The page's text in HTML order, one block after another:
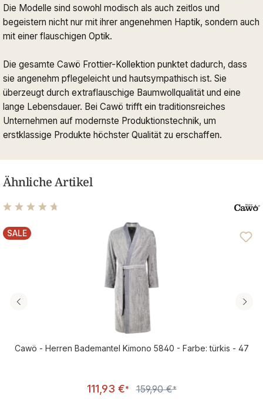
Die Modelle sind sowohl modisch als auch zeitlos und
begeistern nicht nur mit ihrer angenehmen Haptik, sondern auch
mit einer flauschigen Optik.
Die gesamte Cawö Frottier-Kollektion punktet dadurch, dass
sie angenehm pflegeleicht und hautsympathisch ist. Sie
überzeugt durch extraflauschige Baumwollqualität und eine
lange Lebensdauer. Bei Cawö trifft ein traditionsreiches
Unternehmen auf modernste Produktionstechnik, um
erstklassige Produkte höchster Qualität zu erschaffen.
Ähnliche Artikel
Durchschnittliche Bewertung von 4.81 von 5 Sternen
RABATT
SALE
Cawö - Herren Bademantel Kimono 5840 - Farbe: türkis - 47
Verkaufspreis:
111,93 €* Regulärer Preis:
159,90 €*